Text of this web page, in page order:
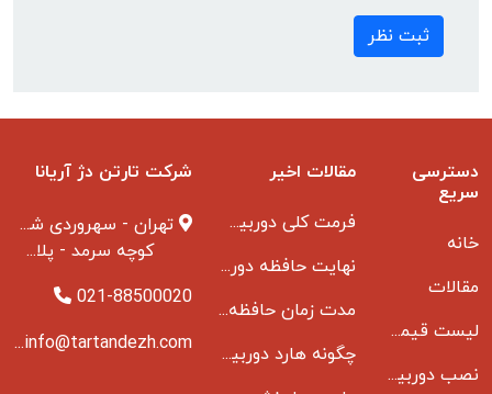
ثبت نظر
دسترسی
سریع
خانه
مقالات
لیست قیمت دوربین مداربسته
نصب دوربین مداربسته
مقالات اخیر
فرمت کلی دوربین مدار بسته
نهایت حافظه دوربین مدار بسته
مدت زمان حافظه دوربین مداربسته بانکها
چگونه هارد دوربین مداربسته می سوزد
شرکت تارتن دژ آریانا
تهران - سهروردی شمالی
کوچه سرمد - پلاک ۱ - طبقه ۳
021-88500020
info@tartandezh.com